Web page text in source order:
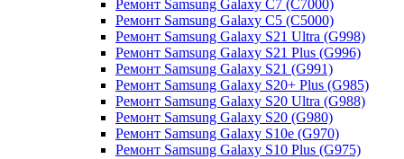
Ремонт Samsung Galaxy С7 (C7000)
Ремонт Samsung Galaxy С5 (C5000)
Ремонт Samsung Galaxy S21 Ultra (G998)
Ремонт Samsung Galaxy S21 Plus (G996)
Ремонт Samsung Galaxy S21 (G991)
Ремонт Samsung Galaxy S20+ Plus (G985)
Ремонт Samsung Galaxy S20 Ultra (G988)
Ремонт Samsung Galaxy S20 (G980)
Ремонт Samsung Galaxy S10e (G970)
Ремонт Samsung Galaxy S10 Plus (G975)